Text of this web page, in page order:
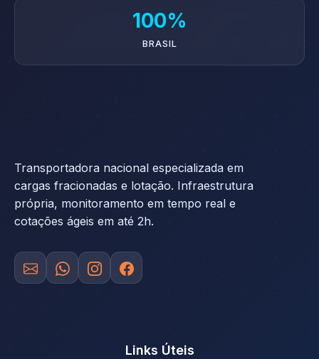
100%
BRASIL
Transportadora nacional especializada em
cargas fracionadas e lotação. Infraestrutura
própria, monitoramento em tempo real e
cotações ágeis em até 2h.
Links Úteis